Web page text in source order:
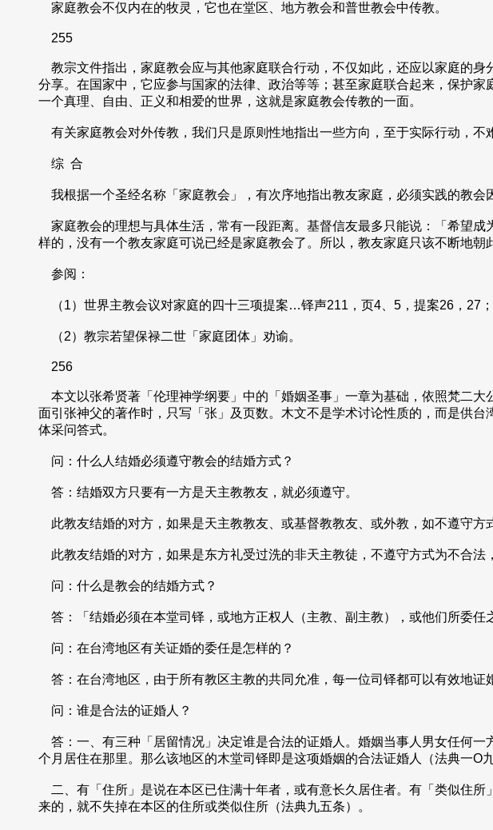
家庭教会不仅内在的牧灵，它也在堂区、地方教会和普世教会中传教。
255
教宗文件指出，家庭教会应与其他家庭联合行动，不仅如此，还应以家庭的
分享。在国家中，它应参与国家的法律、政治等等；甚至家庭联合起来，保护
一个真理、自由、正义和相爱的世界，这就是家庭教会传教的一面。
有关家庭教会对外传教，我们只是原则性地指出一些方向，至于实际行动，不
综 合
我根据一个圣经名称「家庭教会」，有次序地指出教友家庭，必须实践的教会
家庭教会的理想与具体生活，常有一段距离。基督信友最多只能说：「希望
样的，没有一个教友家庭可说已经是家庭教会了。所以，教友家庭只该不断地朝
参阅：
（1）世界主教会议对家庭的四十三项提案…铎声211，页4、5，提案26，27；
（2）教宗若望保禄二世「家庭团体」劝谕。
256
本文以张希贤著「伦理神学纲要」中的「婚姻圣事」一章为基础，依照梵二
面引张神父的著作时，只写「张」及页数。木文不是学术讨论性质的，而是供
体采问答式。
问：什么人结婚必须遵守教会的结婚方式？
答：结婚双方只要有一方是天主教教友，就必须遵守。
此教友结婚的对方，如果是天主教教友、或基督教教友、或外教，如不遵守方
此教友结婚的对方，如果是东方礼受过洗的非天主教徒，不遵守方式为不合法
问：什么是教会的结婚方式？
答：「结婚必须在本堂司铎，或地方正权人（主教、副主教），或他们所委任
问：在台湾地区有关证婚的委任是怎样的？
答：在台湾地区，由于所有教区主教的共同允准，每一位司铎都可以有效地证
问：谁是合法的证婚人？
答：一、有三种「居留情况」决定谁是合法的证婚人。婚姻当事人男女任何
个月居住在那里。那么该地区的木堂司铎即是这项婚姻的合法证婚人（法典一O
二、有「住所」是说在本区已住满十年者，或有意长久居住者。有「类似住
来的，就不失掉在本区的住所或类似住所（法典九五条）。